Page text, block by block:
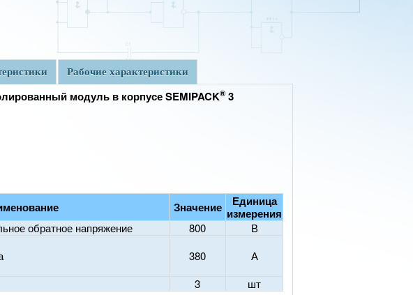
Рабочие характеристики
модуль в корпусе SEMIPACK® 3
Значение
Единица
измерения
обратное напряжение 800 В
380 А
3 шт